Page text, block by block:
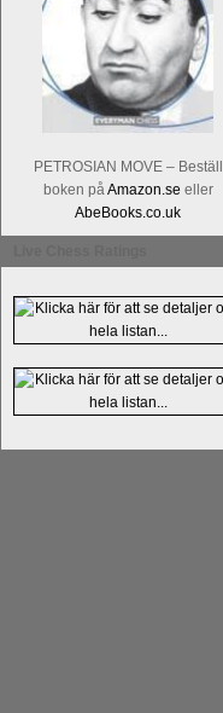
PETROSIAN MOVE – Beställ
boken på Amazon.se eller
AbeBooks.co.uk